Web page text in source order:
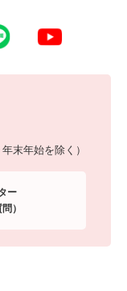
末年始を除く）
ー
）